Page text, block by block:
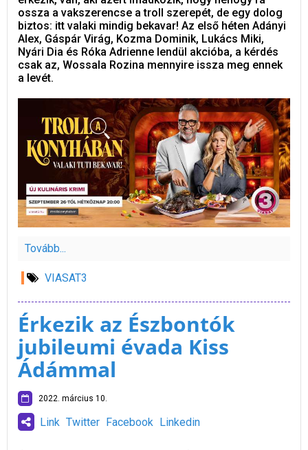
ossza a vakszerencse a troll szerepét, de egy dolog
biztos: itt valaki mindig bekavar! Az első héten Adányi
Alex, Gáspár Virág, Kozma Dominik, Lukács Miki,
Nyári Dia és Róka Adrienne lendül akcióba, a kérdés
csak az, Wossala Rozina mennyire issza meg ennek
a levét.
Tovább...
VIASAT3
Érkezik az Észbontók
jubileumi évada Kiss
Ádámmal
2022. március 10.
Link Twitter Facebook Linkedin